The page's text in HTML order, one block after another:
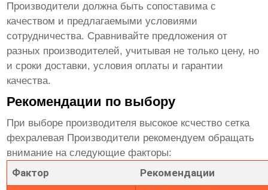
Производители должна быть сопоставима с
качеством и предлагаемыми условиями
сотрудничества. Сравнивайте предложения от
разных производителей, учитывая не только цену, но
и сроки доставки, условия оплаты и гарантии
качества.
Рекомендации по выбору
При выборе производителя высокое ксчество сетка
фехралевая Производители рекомендуем обращать
внимание на следующие факторы:
Фактор Рекомендации